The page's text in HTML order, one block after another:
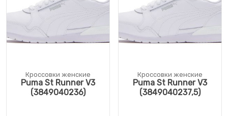
Кроссовки женские
Puma St Runner V3
(3849040236)
Кроссовки женские
Puma St Runner V3
(3849040237,5)